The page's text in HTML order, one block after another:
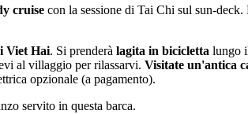
cruise con la sessione di Tai Chi sul sun-
Viet Hai. Si prenderà lagita in bicicletta lungo
al villaggio per rilassarvi. Visitate un'antica
opzionale (a pagamento).
servito in questa barca.